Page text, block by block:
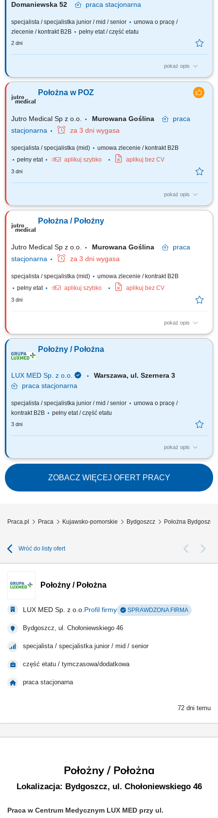
Domaniewska 52
praca stacjonarna
specjalista / specjalistka junior / mid / senior
umowa o pracę /
zlecenie / kontrakt B2B
pełny etat / część etatu
2 dni
pokaż opis
Nasze oczekiwania wobec Ciebie: wykształcenie min. średnie medyczne
- preferowane studia magisterskie na kierunku położnictwo; ukończony
kurs w zakresie pielęgniarstwa rodzinnego dla położnych; aktualne
prawo wykonywania zawodu; doświadczenie w wykonywaniu wizyt
Położna w POZ
Jutro Medical Sp z o.o. Murowana Goślina
praca
stacjonarna
za 3 dni wygasa
specjalista / specjalistka (mid)
umowa zlecenie / kontrakt B2B
pełny etat
aplikuj szybko aplikuj bez CV
3 dni
pokaż opis
Zadania: Realizacja kompleksowej opieki położniczej i ginekologicznej w
edukacji przedporodowej i poporodowej, wspieranie kobiet w okresie
ciąży, porodu i połogu. Wykonywanie wizyt patronażowych u
Położna / Położny
Jutro Medical Sp z o.o. Murowana Goślina
praca
stacjonarna
za 3 dni wygasa
specjalista / specjalistka (mid)
umowa zlecenie / kontrakt B2B
pełny etat
aplikuj szybko aplikuj bez CV
3 dni
pokaż opis
Opis stanowiska Realizacja procedur medycznych i profilaktycznych w
pobieranie cytologii. Koordynowanie planu opieki nad ciężarnymi oraz
prowadzenie działań z zakresu promocji zdrowia i profilaktyki chorób
Położny / Położna
LUX MED Sp. z o.o.
Warszawa, ul. Szernera 3
praca stacjonarna
specjalista / specjalistka junior / mid / senior
umowa o pracę /
kontrakt B2B
pełny etat / część etatu
3 dni
pokaż opis
Nasze oczekiwania wobec Ciebie: wykształcenie min. średnie medyczne
- preferowane ukończone studia magisterskie na kierunku położnictwo;
aktualne prawo wykonywania zawodu; uprawnienia do pobierania
cytologii - certyfikat SIMP; orientacja na Pacjenta, empatia, wysoka
kultura osobista oraz dobra...
ZOBACZ WIĘCEJ OFERT PRACY
Praca.pl Praca Kujawsko-pomorskie Bydgoszcz Położna Bydgoszcz
Wróć do listy ofert
Położny / Położna
LUX MED Sp. z o.o. Profil firmy SPRAWDZONA FIRMA
Bydgoszcz, ul. Chołoniewskiego 46
specjalista / specjalistka junior / mid / senior
część etatu / tymczasowa/dodatkowa
praca stacjonarna
72 dni temu
Położny / Położna
Lokalizacja: Bydgoszcz, ul. Chołoniewskiego 46
Praca w Centrum Medycznym LUX MED przy ul.